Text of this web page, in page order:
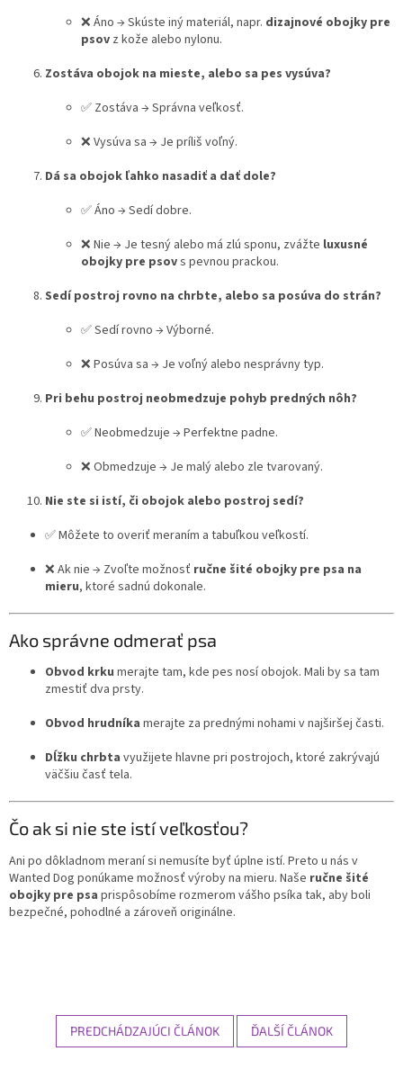
❌ Áno → Skúste iný materiál, napr. dizajnové obojky pre
psov z kože alebo nylonu.
Zostáva obojok na mieste, alebo sa pes vysúva?
✅ Zostáva → Správna veľkosť.
❌ Vysúva sa → Je príliš voľný.
Dá sa obojok ľahko nasadiť a dať dole?
✅ Áno → Sedí dobre.
❌ Nie → Je tesný alebo má zlú sponu, zvážte luxusné
obojky pre psovs pevnou prackou.
Sedí postroj rovno na chrbte, alebo sa posúva do strán?
✅ Sedí rovno → Výborné.
❌ Posúva sa → Je voľný alebo nesprávny typ.
Pri behu postroj neobmedzuje pohyb predných nôh?
✅ Neobmedzuje → Perfektne padne.
❌ Obmedzuje → Je malý alebo zle tvarovaný.
Nie ste si istí, či obojok alebo postroj sedí?
✅ Môžete to overiť meraním a tabuľkou veľkostí.
❌ Ak nie → Zvoľte možnosť ručne šité obojky pre psa na
mieru, ktoré sadnú dokonale.
Ako správne odmerať psa
Obvod krku merajte tam, kde pes nosí obojok. Mali by sa tam
zmestiť dva prsty.
Obvod hrudníka merajte za prednými nohami v najširšej časti.
Dĺžku chrbta využijete hlavne pri postrojoch, ktoré zakrývajú
väčšiu časť tela.
Čo ak si nie ste istí veľkosťou?
Ani po dôkladnom meraní si nemusíte byť úplne istí. Preto u nás v
Wanted Dog ponúkame možnosť výroby na mieru. Naše ručne šité
obojky pre psa prispôsobíme rozmerom vášho psíka tak, aby boli
bezpečné, pohodlné a zároveň originálne.
PREDCHÁDZAJÚCI ČLÁNOK ĎALŠÍ ČLÁNOK